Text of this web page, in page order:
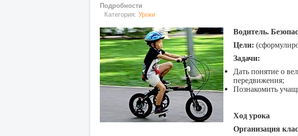
Подробности
Категория: Уроки
Водитель.
Цели:
Задачи:
Дать понятие о
передвижения;
Познакомить
Ход урока
Организация